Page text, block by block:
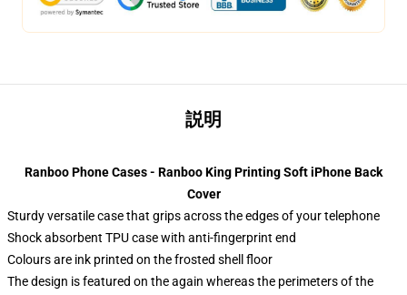
説明
Ranboo Phone Cases - Ranboo King Printing Soft iPhone Back
Cover
Sturdy versatile case that grips across the edges of your telephone
Shock absorbent TPU case with anti-fingerprint end
Colours are ink printed on the frosted shell floor
The design is featured on the again whereas the perimeters of the